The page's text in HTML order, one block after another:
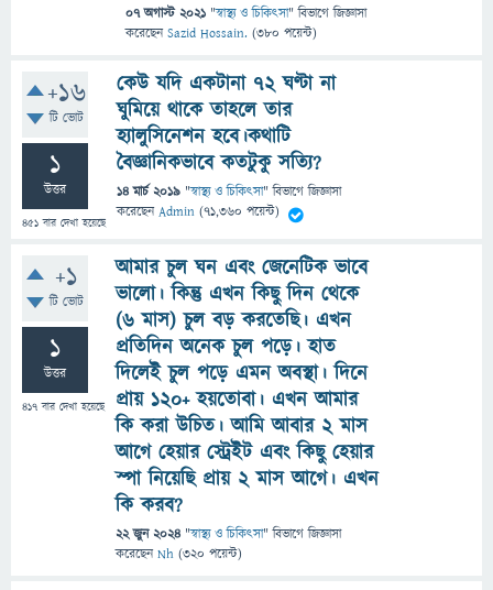
07 অগাস্ট 2021 "স্বাস্থ্য ও চিকিৎসা" বিভাগে জিজ্ঞাসা
করেছেনSazid Hossain. (380 পয়েন্ট)
+16
টি ভোট
1
উত্তর
451 বার দেখা হয়েছে
কেউ যদি একটানা ৭২ ঘণ্টা না
ঘুমিয়ে থাকে তাহলে তার
হ্যালুসিনেশন হবে।কথাটি
বৈজ্ঞানিকভাবে কতটুকু সত্যি?
14 মার্চ 2019 "স্বাস্থ্য ও চিকিৎসা" বিভাগে জিজ্ঞাসা
করেছেনAdmin (71,360 পয়েন্ট)
+1
টি ভোট
1
উত্তর
417 বার দেখা হয়েছে
আমার চুল ঘন এবং জেনেটিক ভাবে
ভালো। কিন্তু এখন কিছু দিন থেকে
(৬ মাস) চুল বড় করতেছি। এখন
প্রতিদিন অনেক চুল পড়ে। হাত
দিলেই চুল পড়ে এমন অবস্থা। দিনে
প্রায় ১২০+ হয়তোবা। এখন আমার
কি করা উচিত। আমি আবার ২ মাস
আগে হেয়ার স্ট্রেইট এবং কিছু হেয়ার
স্পা নিয়েছি প্রায় ২ মাস আগে। এখন
কি করব?
22 জুন 2024 "স্বাস্থ্য ও চিকিৎসা" বিভাগে জিজ্ঞাসা
করেছেনNh (320 পয়েন্ট)